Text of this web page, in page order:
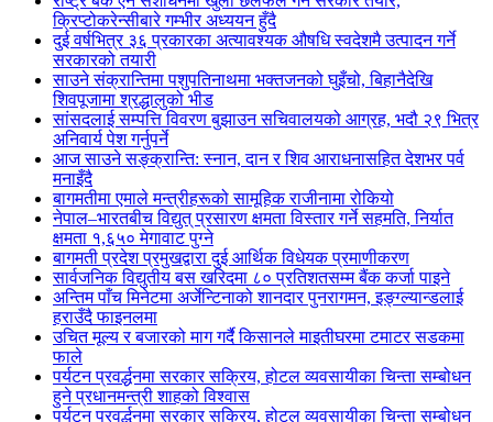
क्रिप्टोकरेन्सीबारे गम्भीर अध्ययन हुँदै
दुई वर्षभित्र ३६ प्रकारका अत्यावश्यक औषधि स्वदेशमै उत्पादन गर्ने
सरकारको तयारी
साउने संक्रान्तिमा पशुपतिनाथमा भक्तजनको घुइँचो, बिहानैदेखि
शिवपूजामा श्रद्धालुको भीड
सांसदलाई सम्पत्ति विवरण बुझाउन सचिवालयको आग्रह, भदौ २९ भित्र
अनिवार्य पेश गर्नुपर्ने
आज साउने सङ्क्रान्ति: स्नान, दान र शिव आराधनासहित देशभर पर्व
मनाइँदै
बागमतीमा एमाले मन्त्रीहरूको सामूहिक राजीनामा रोकियो
नेपाल–भारतबीच विद्युत् प्रसारण क्षमता विस्तार गर्ने सहमति, निर्यात
क्षमता १,६५० मेगावाट पुग्ने
बागमती प्रदेश प्रमुखद्वारा दुई आर्थिक विधेयक प्रमाणीकरण
सार्वजनिक विद्युतीय बस खरिदमा ८० प्रतिशतसम्म बैंक कर्जा पाइने
अन्तिम पाँच मिनेटमा अर्जेन्टिनाको शानदार पुनरागमन, इङ्ग्ल्यान्डलाई
हराउँदै फाइनलमा
उचित मूल्य र बजारको माग गर्दै किसानले माइतीघरमा टमाटर सडकमा
फाले
पर्यटन प्रवर्द्धनमा सरकार सक्रिय, होटल व्यवसायीका चिन्ता सम्बोधन
हुने प्रधानमन्त्री शाहको विश्वास
पर्यटन प्रवर्द्धनमा सरकार सक्रिय, होटल व्यवसायीका चिन्ता सम्बोधन